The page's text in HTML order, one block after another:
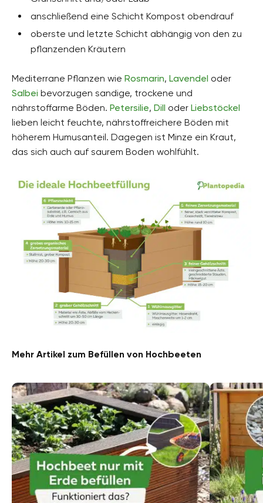
anschließend eine Schicht Kompost obendrauf
oberste und letzte Schicht abhängig von den zu
pflanzenden Kräutern
Mediterrane Pflanzen wie Rosmarin, Lavendel oder
Salbei bevorzugen sandige, trockene und
nährstoffarme Böden. Petersilie, Dill oder Liebstöckel
lieben leicht feuchte, nährstoffreichere Böden mit
höherem Humusanteil. Dagegen ist Minze ein Kraut,
das sich auch auf saurem Boden wohlfühlt.
Mehr Artikel zum Befüllen von Hochbeeten